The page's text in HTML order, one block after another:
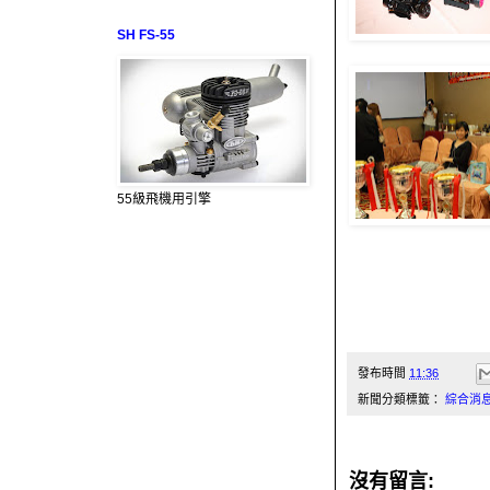
發布時間 11:36
新聞分類標籤： 綜合消
沒有留言:
SH FS-55
55級飛機用引擎